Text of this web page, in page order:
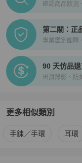
確認商品狀況
第二關：正
專業鑑定團隊
90 天仿品
出貨錄影、防
更多相似類別
更多Louis Vuitton 女士
手鍊／手環 耳環